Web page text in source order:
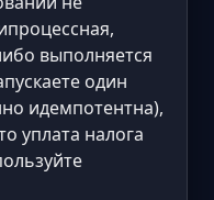
выполняется
один
идемпотентна),
уплата налога